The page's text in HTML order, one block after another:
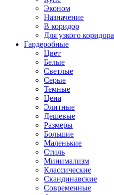
Эконом
Назначение
В коридор
Для узкого коридора
Гардеробные
Цвет
Белые
Светлые
Серые
Темные
Цена
Элитные
Дешевые
Размеры
Большие
Маленькие
Стиль
Минимализм
Классические
Скандинавские
Современные